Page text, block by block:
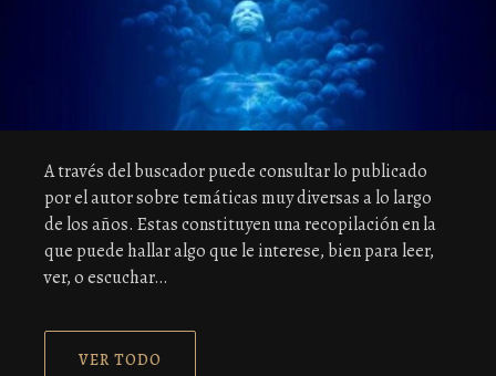
A través del buscador puede consultar lo publicado
por el autor sobre temáticas muy diversas a lo largo
de los años. Estas constituyen una recopilación en la
que puede hallar algo que le interese, bien para leer,
ver, o escuchar…
VER TODO